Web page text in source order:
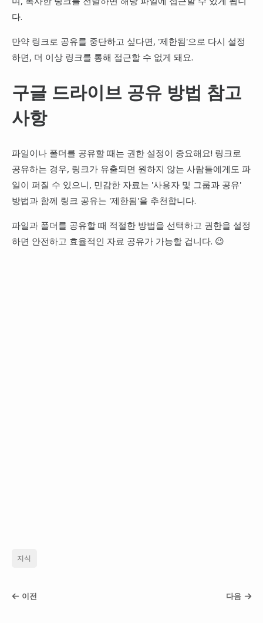
다.
만약 링크로 공유를 중단하고 싶다면, '제한됨'으로 다시 설정
하면, 더 이상 링크를 통해 접근할 수 없게 돼요.
구글 드라이브 공유 방법 참고
사항
파일이나 폴더를 공유할 때는 권한 설정이 중요해요! 링크로
공유하는 경우, 링크가 유출되면 원하지 않는 사람들에게도 파
일이 퍼질 수 있으니, 민감한 자료는 '사용자 및 그룹과 공유'
방법과 함께 링크 공유는 '제한됨'을 추천합니다.
파일과 폴더를 공유할 때 적절한 방법을 선택하고 권한을 설정
하면 안전하고 효율적인 자료 공유가 가능할 겁니다. 😉
지식
이전 다음